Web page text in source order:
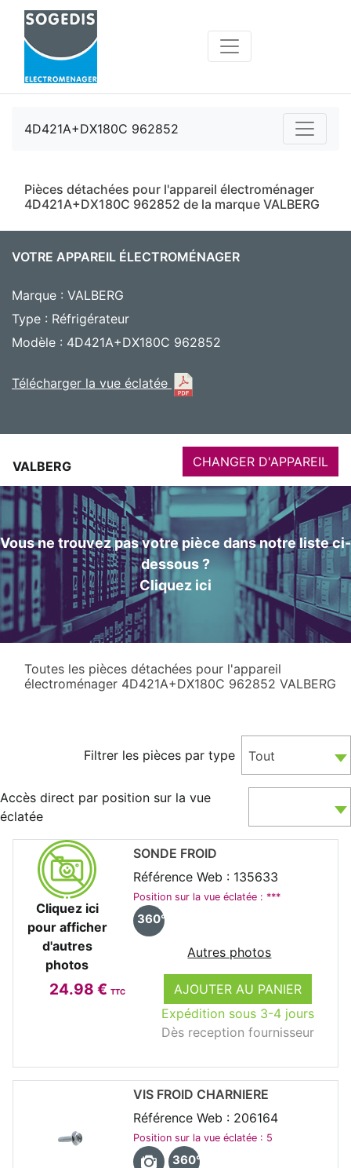
4D421A+DX180C 962852
Pièces détachées pour l'appareil électroménager
4D421A+DX180C 962852 de la marque VALBERG
VOTRE APPAREIL ÉLECTROMÉNAGER
Marque : VALBERG
Type : Réfrigérateur
Modèle : 4D421A+DX180C 962852
Télécharger la vue éclatée
VALBERG CHANGER D'APPAREIL
Vous ne trouvez pas votre pièce dans notre liste ci-
dessous ?
Cliquez ici
Toutes les pièces détachées pour l'appareil
électroménager 4D421A+DX180C 962852 VALBERG
Filtrer les pièces par type Tout
Accès direct par position sur la vue
éclatée
Cliquez ici
pour afficher
d'autres
photos
24.98 € TTC
AJOUTER AU PANIER
Expédition sous 3-4 jours
Dès reception fournisseur
SONDE FROID
Référence Web : 135633
Position sur la vue éclatée : ***
360°
Autres photos
VIS FROID CHARNIERE
Référence Web : 206164
Position sur la vue éclatée : 5
360°